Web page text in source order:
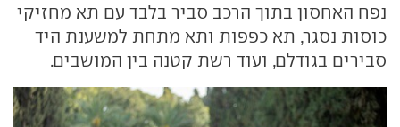
נפח האחסון בתוך הרכב סביר בלבד עם תא מחזיקי
כוסות נסגר, תא כפפות ותא מתחת למשענת היד
סבירים בגודלם, ועוד רשת קטנה בין המושבים.